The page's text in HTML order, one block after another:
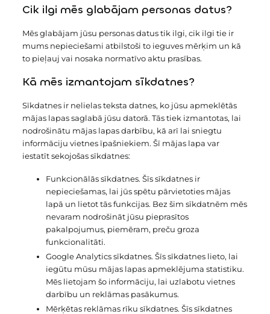
Cik ilgi mēs glabājam personas datus?
Mēs glabājam jūsu personas datus tik ilgi, cik ilgi tie ir
mums nepieciešami atbilstoši to ieguves mērķim un kā
to pieļauj vai nosaka normatīvo aktu prasības.
Kā mēs izmantojam sīkdatnes?
Sīkdatnes ir nelielas teksta datnes, ko jūsu apmeklētās
mājas lapas saglabā jūsu datorā. Tās tiek izmantotas, lai
nodrošinātu mājas lapas darbību, kā arī lai sniegtu
informāciju vietnes īpašniekiem. Šī mājas lapa var
iestatīt sekojošas sīkdatnes:
Funkcionālās sīkdatnes. Šīs sīkdatnes ir
nepieciešamas, lai jūs spētu pārvietoties mājas
lapā un lietot tās funkcijas. Bez šim sīkdatnēm mēs
nevaram nodrošināt jūsu pieprasītos
pakalpojumus, piemēram, preču groza
funkcionalitāti.
Google Analytics sīkdatnes. Šīs sīkdatnes lieto, lai
iegūtu mūsu mājas lapas apmeklējuma statistiku.
Mēs lietojam šo informāciju, lai uzlabotu vietnes
darbību un reklāmas pasākumus.
Mērķētas reklāmas rīku sīkdatnes. Šīs sīkdatnes